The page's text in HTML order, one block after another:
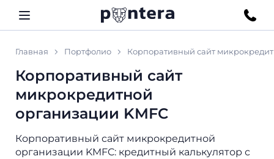
Главная Портфолио Корпоративный сайт
Корпоративный сайт
микрокредитной
организации KMFC
Корпоративный сайт микрокредитной
организации KMFC: кредитный калькулятор с